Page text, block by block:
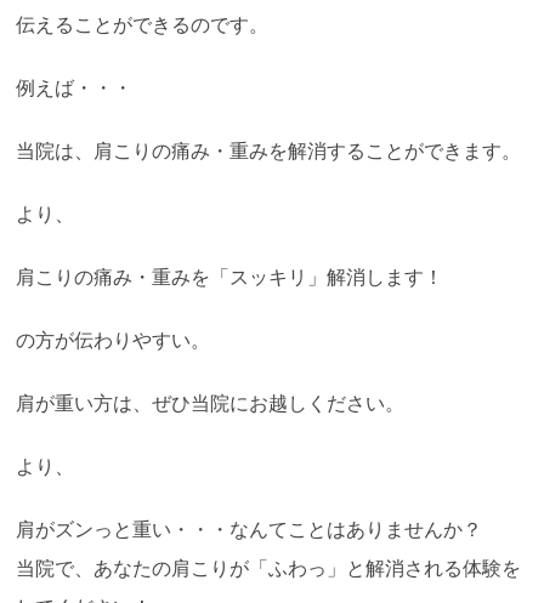
伝えることができるのです。
例えば・・・
当院は、肩こりの痛み・重みを解消することができます。
より、
肩こりの痛み・重みを「スッキリ」解消します！
の方が伝わりやすい。
肩が重い方は、ぜひ当院にお越しください。
より、
肩がズンっと重い・・・なんてことはありませんか？
当院で、あなたの肩こりが「ふわっ」と解消される体験を